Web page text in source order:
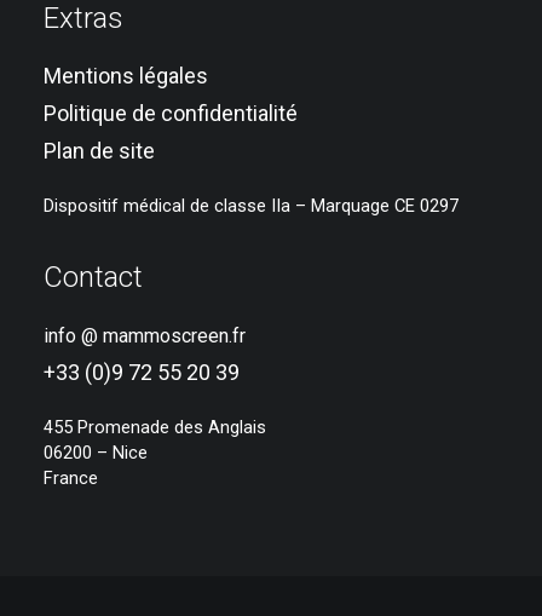
Extras
Mentions légales
Politique de confidentialité
Plan de site
Dispositif médical de classe IIa – Marquage CE 0297
Contact
info @ mammoscreen.fr
+33 (0)9 72 55 20 39
455 Promenade des Anglais
06200 – Nice
France